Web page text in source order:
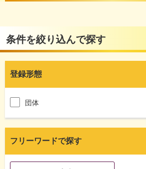
条件を絞り込んで探す
登録形態
団体
フリーワードで探す